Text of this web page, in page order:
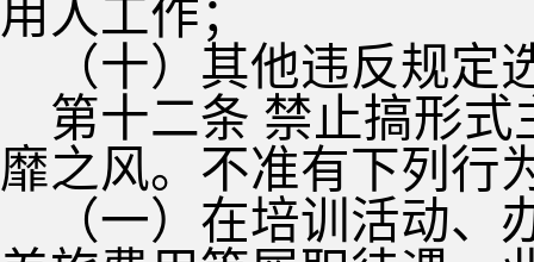
用人工作；
（十）其他违反规定
第十二条 禁止搞形
靡之风。不准有下列行
（一）在培训活动